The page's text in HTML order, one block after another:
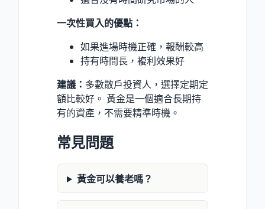
一次性買入的優點：
如果進場時機正確，報酬較高
持有時間長，複利效果好
建議： 多數散戶投資人，選擇定期定
額比較好。 黃金是一個適合長期持
有的資產，不需要精準時機。
常見問題
黃金可以養老嗎？